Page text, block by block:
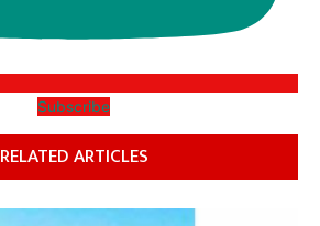
Subscribe
RELATED ARTICLES